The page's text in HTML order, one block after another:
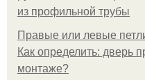
из профильной трубы
Правые или левые
Как определить: дверь
монтаже?